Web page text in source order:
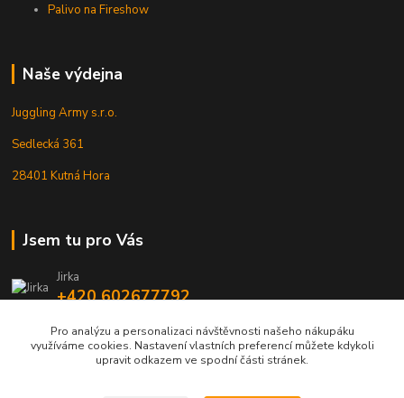
Palivo na Fireshow
Naše výdejna
Juggling Army s.r.o.
Sedlecká 361
28401 Kutná Hora
Jsem tu pro Vás
Jirka
+420 602677792
info@jarmy.cz
Pro analýzu a personalizaci návštěvnosti našeho nákupáku
využíváme cookies. Nastavení vlastních preferencí můžete kdykoli
upravit odkazem ve spodní části stránek.